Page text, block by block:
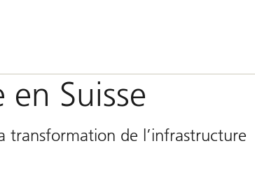
Suisse
transformation de l’infrastructure